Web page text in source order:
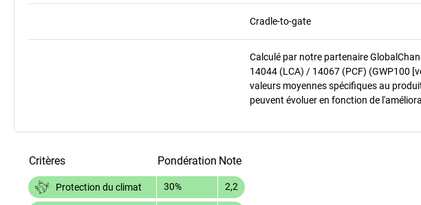
Cradle-to-gate
Calculé par notre partenaire
14044 (LCA) / 14067 (PCF) (GWP100
valeurs moyennes spécifiques au
peuvent évoluer en fonction de
Critères Pondération Note
Protection du climat 30% 2,2